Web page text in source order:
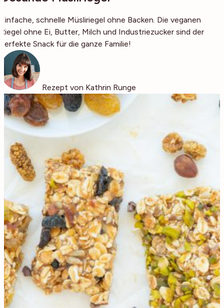
Einfache, schnelle Müsliriegel ohne Backen. Die veganen
Riegel ohne Ei, Butter, Milch und Industriezucker sind der
perfekte Snack für die ganze Familie!
Rezept von Kathrin Runge